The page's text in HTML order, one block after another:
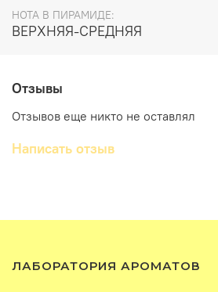
НОТА В ПИРАМИДЕ:
ВЕРХНЯЯ-СРЕДНЯЯ
Отзывы
Отзывов еще никто не оставлял
Написать отзыв
ЛАБОРАТОРИЯ АРОМАТОВ